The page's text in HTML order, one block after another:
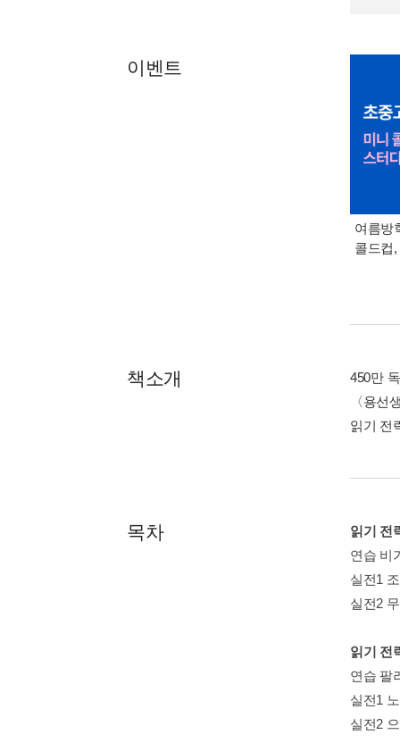
이벤트
여름방
콜드컵
책소개
450만
〈용선
읽기 전
목차
읽기 전
연습 비
실전1
실전2
읽기 전
연습 팔
실전1
실전2